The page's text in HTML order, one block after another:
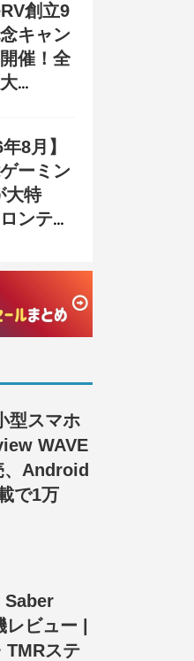
創立9
キャン
催！全
で8月】
ーミン
大特
ンティ
開催、
報まと
型スマホ
WAVE
、Android
で1万
Saber
ビュー |
TMRステ